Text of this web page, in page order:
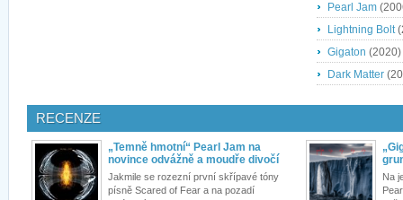
Pearl Jam
Lightning Bolt
Gigaton (2020)
Dark Matter
RECENZE
„Temně hmotní“ Pearl Jam na
novince odvážně a moudře divočí
Jakmile se rozezní první skřípavé tóny
písně Scared of Fear a na pozadí
Na